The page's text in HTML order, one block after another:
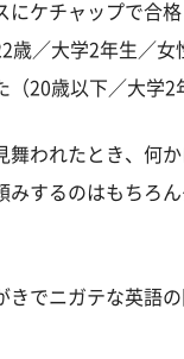
にケチャップで合
歳／大学2年生／女
（20歳以下／大学2
舞われたとき、何
みするのはもちろん
きでニガテな英語